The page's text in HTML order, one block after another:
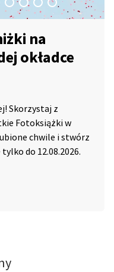
na
okładce
Skorzystaj z
Fotoksiążki w
chwile i stwórz
do 12.08.2026.